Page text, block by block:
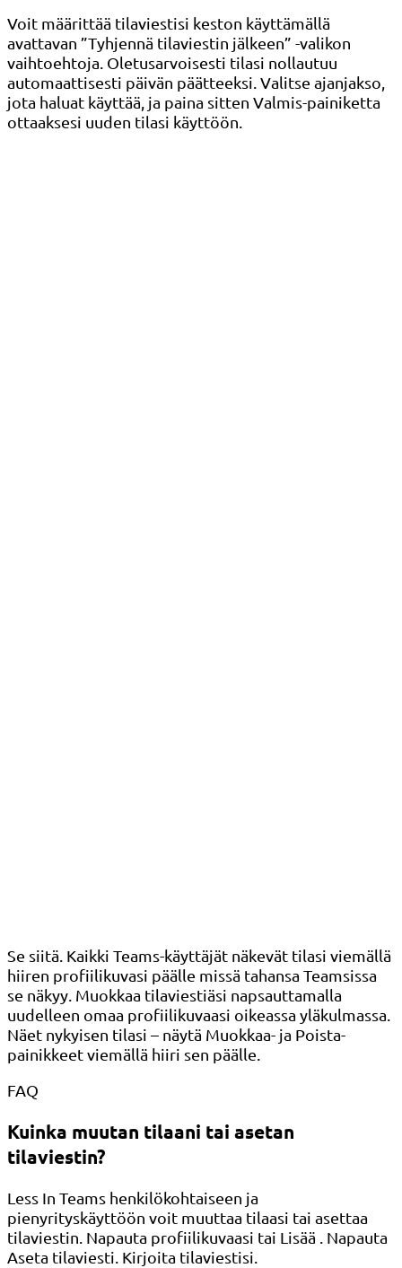
Voit määrittää tilaviestisi keston käyttämällä
avattavan ”Tyhjennä tilaviestin jälkeen” -valikon
vaihtoehtoja. Oletusarvoisesti tilasi nollautuu
automaattisesti päivän päätteeksi. Valitse ajanjakso,
jota haluat käyttää, ja paina sitten Valmis-painiketta
ottaaksesi uuden tilasi käyttöön.
Se siitä. Kaikki Teams-käyttäjät näkevät tilasi viemällä
hiiren profiilikuvasi päälle missä tahansa Teamsissa
se näkyy. Muokkaa tilaviestiäsi napsauttamalla
uudelleen omaa profiilikuvaasi oikeassa yläkulmassa.
Näet nykyisen tilasi – näytä Muokkaa- ja Poista-
painikkeet viemällä hiiri sen päälle.
FAQ
Kuinka muutan tilaani tai asetan
tilaviestin?
Less In Teams henkilökohtaiseen ja
pienyrityskäyttöön voit muuttaa tilaasi tai asettaa
tilaviestin. Napauta profiilikuvaasi tai Lisää . Napauta
Aseta tilaviesti. Kirjoita tilaviestisi.